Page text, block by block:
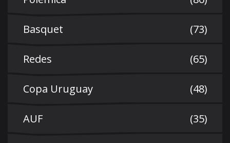
Basquet (73)
Redes (65)
Copa Uruguay (48)
AUF (35)